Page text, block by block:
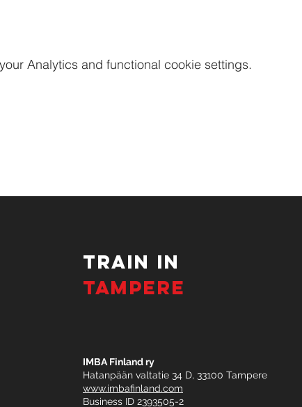
Analytics and functional cookie settings.
TRAIN IN
TAMPERE
IMBA Finland ry
Hatanpään valtatie 34 D, 33100 Tampere
www.imbafinland.com
Business ID 2393505-2​